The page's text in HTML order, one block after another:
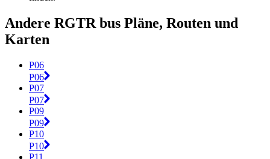
Andere RGTR bus Pläne, Routen und
Karten
P06
P06
P07
P07
P09
P09
P10
P10
P11